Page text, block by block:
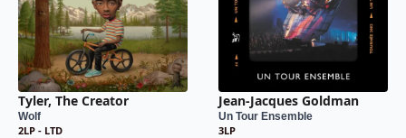
Tyler, The Creator
Wolf
2LP - LTD
Jean-Jacques Goldman
Un Tour Ensemble
3LP